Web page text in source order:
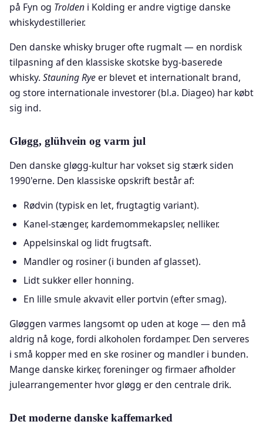
på Fyn og Trolden i Kolding er andre vigtige danske
whiskydestillerier.
Den danske whisky bruger ofte rugmalt — en nordisk
tilpasning af den klassiske skotske byg-baserede
whisky. Stauning Ryeer blevet et internationalt brand,
og store internationale investorer (bl.a. Diageo) har købt
sig ind.
Gløgg, glühvein og varm jul
Den danske gløgg-kultur har vokset sig stærk siden
1990'erne. Den klassiske opskrift består af:
Rødvin (typisk en let, frugtagtig variant).
Kanel-stænger, kardemommekapsler, nelliker.
Appelsinskal og lidt frugtsaft.
Mandler og rosiner (i bunden af glasset).
Lidt sukker eller honning.
En lille smule akvavit eller portvin (efter smag).
Gløggen varmes langsomt op uden at koge — den må
aldrig nå koge, fordi alkoholen fordamper. Den serveres
i små kopper med en ske rosiner og mandler i bunden.
Mange danske kirker, foreninger og firmaer afholder
julearrangementer hvor gløgg er den centrale drik.
Det moderne danske kaffemarked